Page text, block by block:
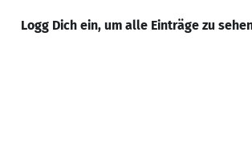
Logg Dich ein, um alle Einträge zu